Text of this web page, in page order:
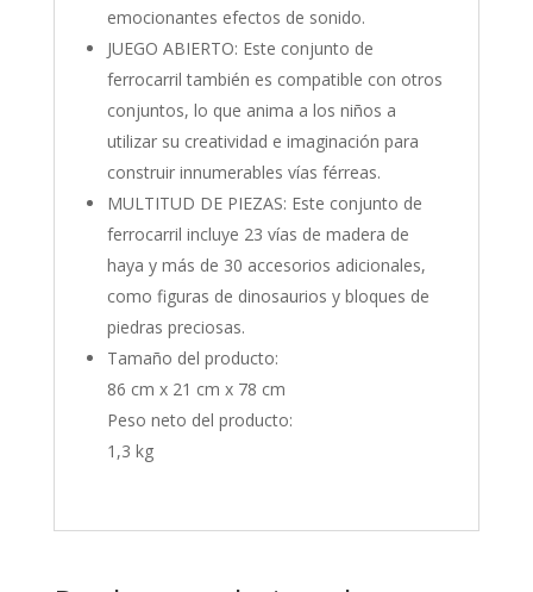
emocionantes efectos de sonido.
JUEGO ABIERTO: Este conjunto de
ferrocarril también es compatible con otros
conjuntos, lo que anima a los niños a
utilizar su creatividad e imaginación para
construir innumerables vías férreas.
MULTITUD DE PIEZAS: Este conjunto de
ferrocarril incluye 23 vías de madera de
haya y más de 30 accesorios adicionales,
como figuras de dinosaurios y bloques de
piedras preciosas.
Tamaño del producto:
86 cm x 21 cm x 78 cm
Peso neto del producto:
1,3 kg